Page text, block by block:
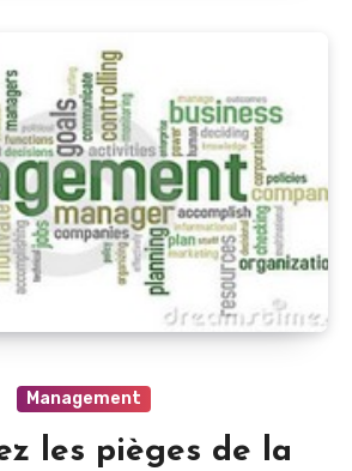
Management
les pièges de la